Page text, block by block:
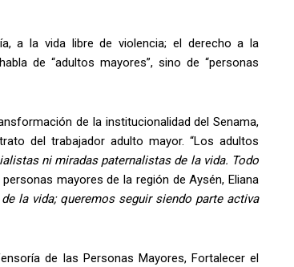
a la vida libre de violencia; el derecho a la
de “adultos mayores”, sino de “personas
de la institucionalidad del Senama,
del trabajador adulto mayor. “Los adultos
ni miradas paternalistas de la vida. Todo
mayores de la región de Aysén, Eliana
la vida; queremos seguir siendo parte activa
de las Personas Mayores, Fortalecer el